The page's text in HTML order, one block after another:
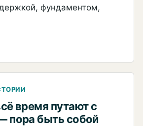
фундаментом,
время путают с
пора быть собой